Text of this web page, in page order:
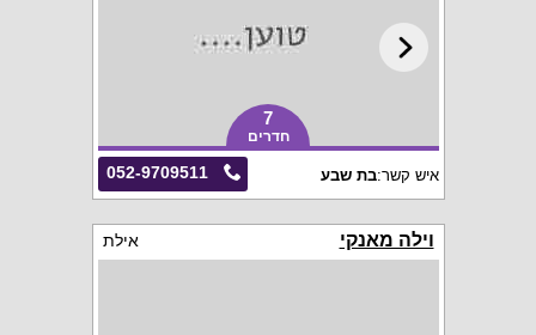
7
חדרים
052-9709511 איש קשר:בת שבע
וילה מאנקי אילת